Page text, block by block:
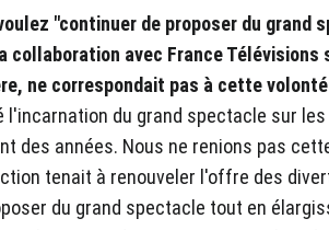
"continuer de proposer du grand
collaboration avec France Télévisions
ne correspondait pas à cette
l'incarnation du grand spectacle sur
des années. Nous ne renions pas
tenait à renouveler l'offre des
du grand spectacle tout en